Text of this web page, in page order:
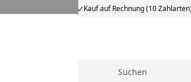
Kauf auf Rechnung (10